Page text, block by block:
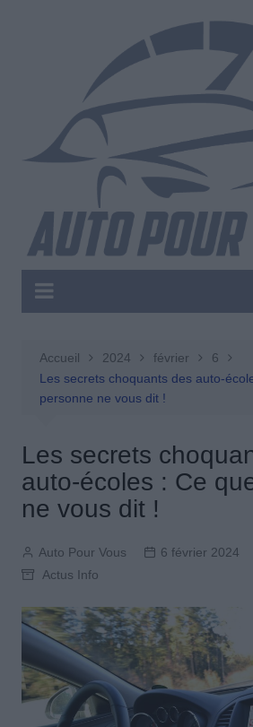
Accueil 2024 février
6
Les secrets choquants des auto-
personne ne vous dit !
Les secrets
auto-écoles : Ce
ne vous dit !
Auto Pour Vous 6 février 2024
Actus Info